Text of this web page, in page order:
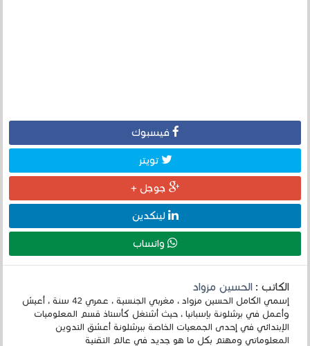
فيسبوك
تويتر
جوجل +
لينكدين
واتساب
الكاتب :الحسين مزواد
إسمي الكامل الحسين مزواد ، مغربي الجنسية ، عمري 42 سنة ، أعيش
وأعمل في برشلونة بإسبانيا ، حيث أشتغل كأستاذ قسم المعلوميات
الإبتدائي في إحدى الجمعيات الخاصة ببرشلونة أعشق التدوين
المعلوماتي ومهتم بكل ما هو جديد في عالم التقنية